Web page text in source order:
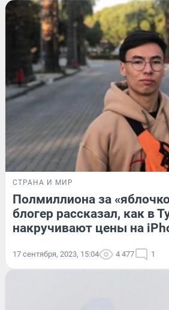
СТРАНА И МИР
Полмиллиона за
блогер рассказал, как в
накручивают цены на
17 сентября, 2023, 15:04 4 477 1